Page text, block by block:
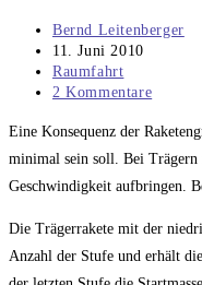
Beitrags-
Autor:
Bernd Leitenberger
Beitrag
veröffentlicht:
11. Juni 2010
Beitrags-
Kategorie:
Raumfahrt
Beitrags-
2 Kommentare
Eine Konsequenz der
minimal sein soll. Bei Trägern
Geschwindigkeit aufbringen.
Die Trägerrakete mit der
Anzahl der Stufe und erhält